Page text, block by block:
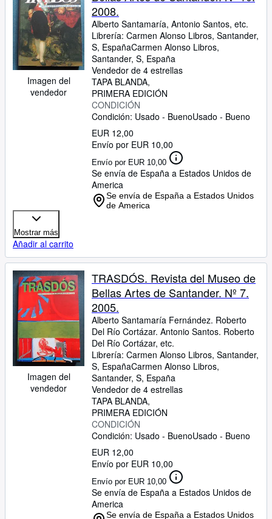
Imagen del
vendedor
2008.
Alberto Santamaría, Antonio Santos, etc.
Librería: Carmen Alonso Libros, Santander,
S, EspañaCarmen Alonso Libros,
Santander, S, España
Vendedor de 4 estrellas
TAPA BLANDA
PRIMERA EDICIÓN
CONDICIÓN
Condición: Usado - BuenoUsado - Bueno
EUR 12,00
Envío por EUR 10,00
Envío por EUR 10,00
Se envía de España a Estados Unidos de
America
Se envía de España a Estados Unidos
de America
Mostrar más
Añadir al carrito
Imagen del
vendedor
TRASDÓS. Revista del Museo de
Bellas Artes de Santander. Nº 7.
2005.
Alberto Santamaría Fernández. Roberto
Del Río Cortázar. Antonio Santos. Roberto
Del Río Cortázar, etc.
Librería: Carmen Alonso Libros, Santander,
S, EspañaCarmen Alonso Libros,
Santander, S, España
Vendedor de 4 estrellas
TAPA BLANDA
PRIMERA EDICIÓN
CONDICIÓN
Condición: Usado - BuenoUsado - Bueno
EUR 12,00
Envío por EUR 10,00
Envío por EUR 10,00
Se envía de España a Estados Unidos de
America
Se envía de España a Estados Unidos